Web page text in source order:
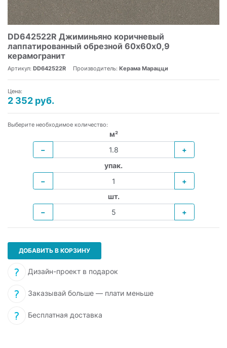
DD642522R Джиминьяно коричневый
лаппатированный обрезной 60х60x0,9
керамогранит
Артикул: DD642522R Производитель: Керама Марацци
Цена:
2 352 руб.
Выберите необходимое количество:
м²
−
+
упак.
−
+
шт.
−
+
ДОБАВИТЬ В КОРЗИНУ
Дизайн-проект в подарок
Заказывай больше — плати меньше
Бесплатная доставка